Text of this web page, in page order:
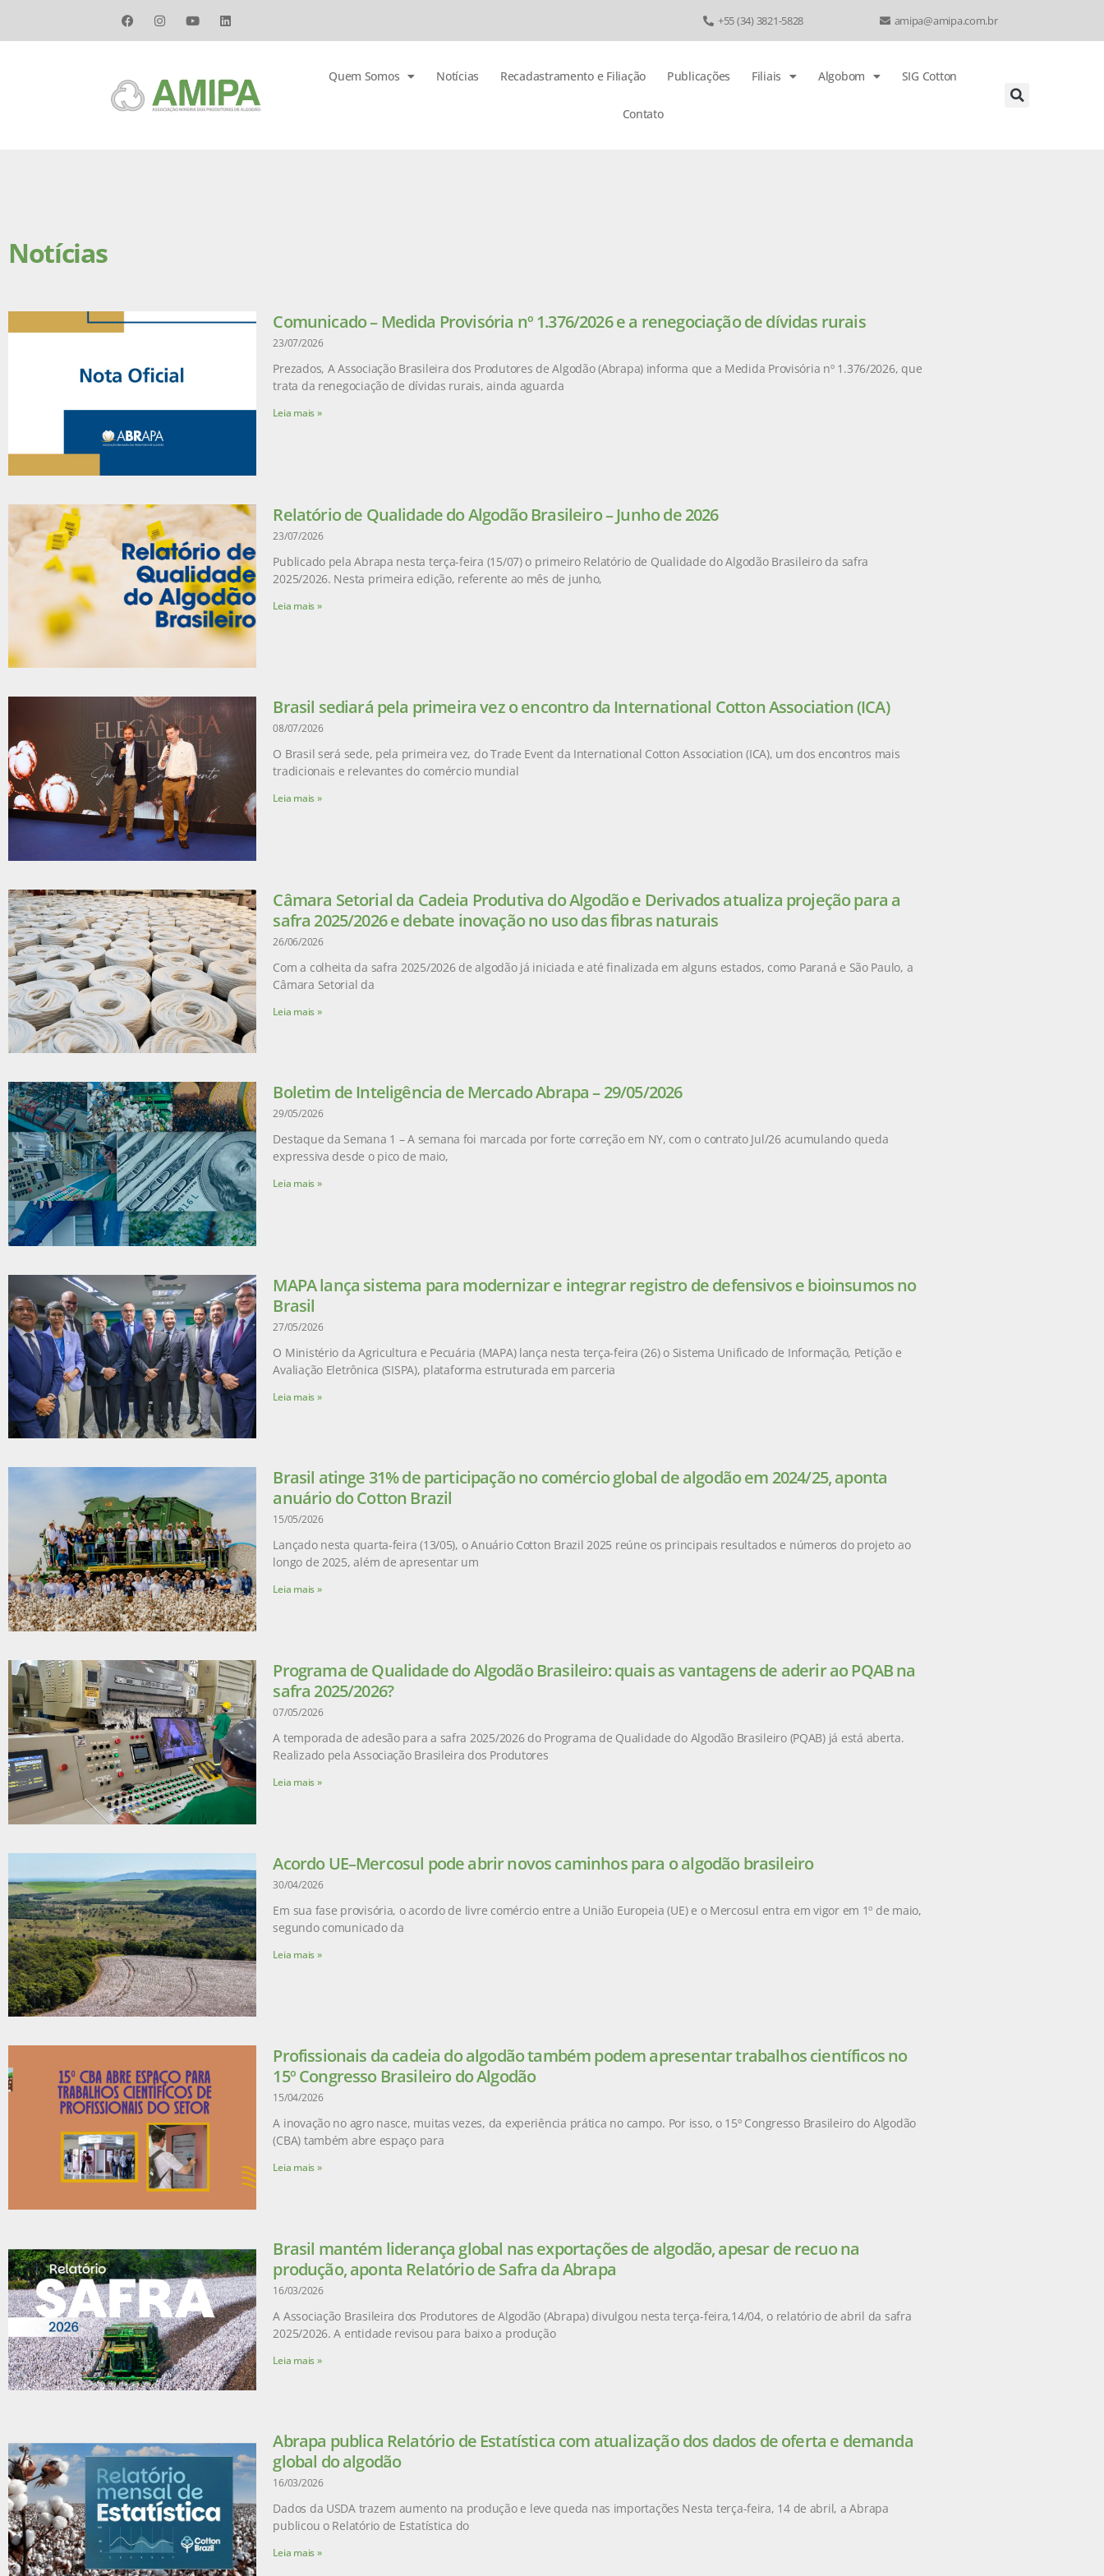
+55 (34) 3821-5828 amipa@amipa.com.br
Quem Somos Notícias Recadastramento e Filiação Publicações Filiais Algobom SIG Cotton
Contato
Notícias
Comunicado – Medida Provisória nº 1.376/2026 e a renegociação de dívidas rurais
23/07/2026
Prezados, A Associação Brasileira dos Produtores de Algodão (Abrapa) informa que a Medida Provisória nº 1.376/2026, que
trata da renegociação de dívidas rurais, ainda aguarda
Leia mais »
Relatório de Qualidade do Algodão Brasileiro – Junho de 2026
23/07/2026
Publicado pela Abrapa nesta terça-feira (15/07) o primeiro Relatório de Qualidade do Algodão Brasileiro da safra
2025/2026. Nesta primeira edição, referente ao mês de junho,
Leia mais »
Brasil sediará pela primeira vez o encontro da International Cotton Association (ICA)
08/07/2026
O Brasil será sede, pela primeira vez, do Trade Event da International Cotton Association (ICA), um dos encontros mais
tradicionais e relevantes do comércio mundial
Leia mais »
Câmara Setorial da Cadeia Produtiva do Algodão e Derivados atualiza projeção para a
safra 2025/2026 e debate inovação no uso das fibras naturais
26/06/2026
Com a colheita da safra 2025/2026 de algodão já iniciada e até finalizada em alguns estados, como Paraná e São Paulo, a
Câmara Setorial da
Leia mais »
Boletim de Inteligência de Mercado Abrapa – 29/05/2026
29/05/2026
Destaque da Semana 1 – A semana foi marcada por forte correção em NY, com o contrato Jul/26 acumulando queda
expressiva desde o pico de maio,
Leia mais »
MAPA lança sistema para modernizar e integrar registro de defensivos e bioinsumos no
Brasil
27/05/2026
O Ministério da Agricultura e Pecuária (MAPA) lança nesta terça-feira (26) o Sistema Unificado de Informação, Petição e
Avaliação Eletrônica (SISPA), plataforma estruturada em parceria
Leia mais »
Brasil atinge 31% de participação no comércio global de algodão em 2024/25, aponta
anuário do Cotton Brazil
15/05/2026
Lançado nesta quarta-feira (13/05), o Anuário Cotton Brazil 2025 reúne os principais resultados e números do projeto ao
longo de 2025, além de apresentar um
Leia mais »
Programa de Qualidade do Algodão Brasileiro: quais as vantagens de aderir ao PQAB na
safra 2025/2026?
07/05/2026
A temporada de adesão para a safra 2025/2026 do Programa de Qualidade do Algodão Brasileiro (PQAB) já está aberta.
Realizado pela Associação Brasileira dos Produtores
Leia mais »
Acordo UE–Mercosul pode abrir novos caminhos para o algodão brasileiro
30/04/2026
Em sua fase provisória, o acordo de livre comércio entre a União Europeia (UE) e o Mercosul entra em vigor em 1º de maio,
segundo comunicado da
Leia mais »
Profissionais da cadeia do algodão também podem apresentar trabalhos científicos no
15º Congresso Brasileiro do Algodão
15/04/2026
A inovação no agro nasce, muitas vezes, da experiência prática no campo. Por isso, o 15º Congresso Brasileiro do Algodão
(CBA) também abre espaço para
Leia mais »
Brasil mantém liderança global nas exportações de algodão, apesar de recuo na
produção, aponta Relatório de Safra da Abrapa
16/03/2026
A Associação Brasileira dos Produtores de Algodão (Abrapa) divulgou nesta terça-feira,14/04, o relatório de abril da safra
2025/2026. A entidade revisou para baixo a produção
Leia mais »
Abrapa publica Relatório de Estatística com atualização dos dados de oferta e demanda
global do algodão
16/03/2026
Dados da USDA trazem aumento na produção e leve queda nas importações Nesta terça-feira, 14 de abril, a Abrapa
publicou o Relatório de Estatística do
Leia mais »